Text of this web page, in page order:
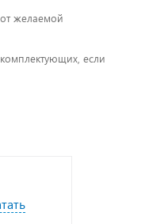
желаемой
если